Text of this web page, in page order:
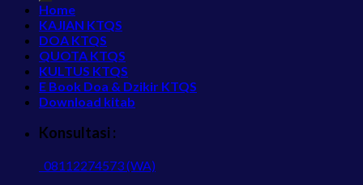
Home
KAJIAN KTQS
DOA KTQS
QUOTA KTQS
KULTUS KTQS
E Book Doa & Dzikir KTQS
Download kitab
Konsultasi :
08112274573 (WA)